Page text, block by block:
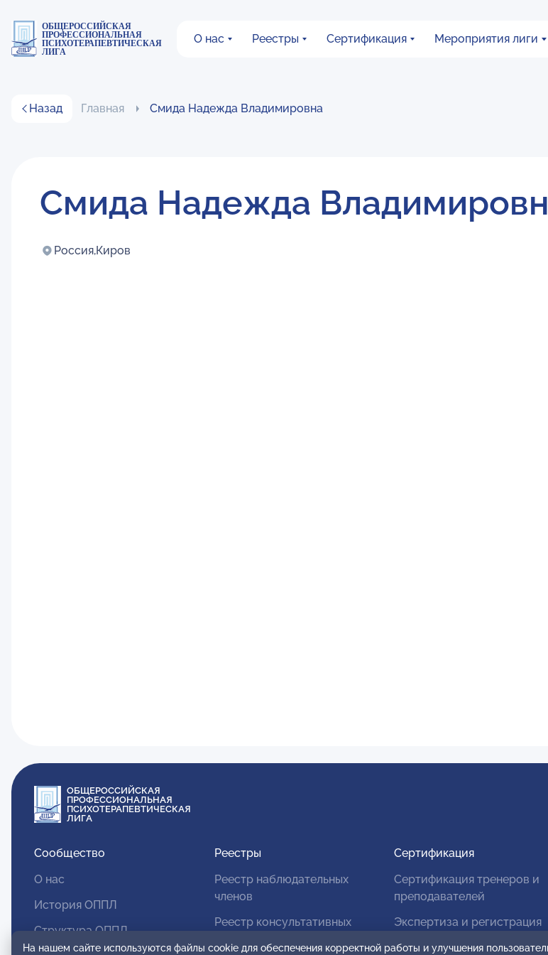
ОБЩЕРОССИЙСКАЯ
ПРОФЕССИОНАЛЬНАЯ
ПСИХОТЕРАПЕВТИЧЕСКАЯ
ЛИГА
О нас Реестры Сертификация Мероприятия лиги
Назад Главная Смида Надежда Владимировна
Смида Надежда
Россия,Киров
ОБЩЕРОССИЙСКАЯ
ПРОФЕССИОНАЛЬНАЯ
ПСИХОТЕРАПЕВТИЧЕСКАЯ
ЛИГА
Сообщество
О нас
История ОППЛ
Структура ОППЛ
Реестры
Реестр наблюдательных
членов
Реестр консультативных
Сертификация
Сертификация тренеров и
преподавателей
Экспертиза и регистрация
На нашем сайте используются файлы cookie для обеспечения корректной работы и улучшения